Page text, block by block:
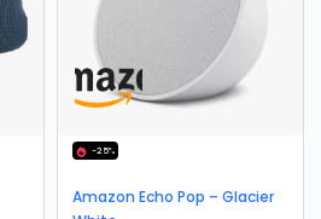
-25%
Amazon Echo Pop – Glacier